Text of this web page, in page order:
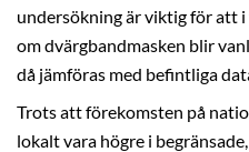
undersökning är viktig för att
om dvärgbandmasken blir
då jämföras med befintliga
Trots att förekomsten på
lokalt vara högre i